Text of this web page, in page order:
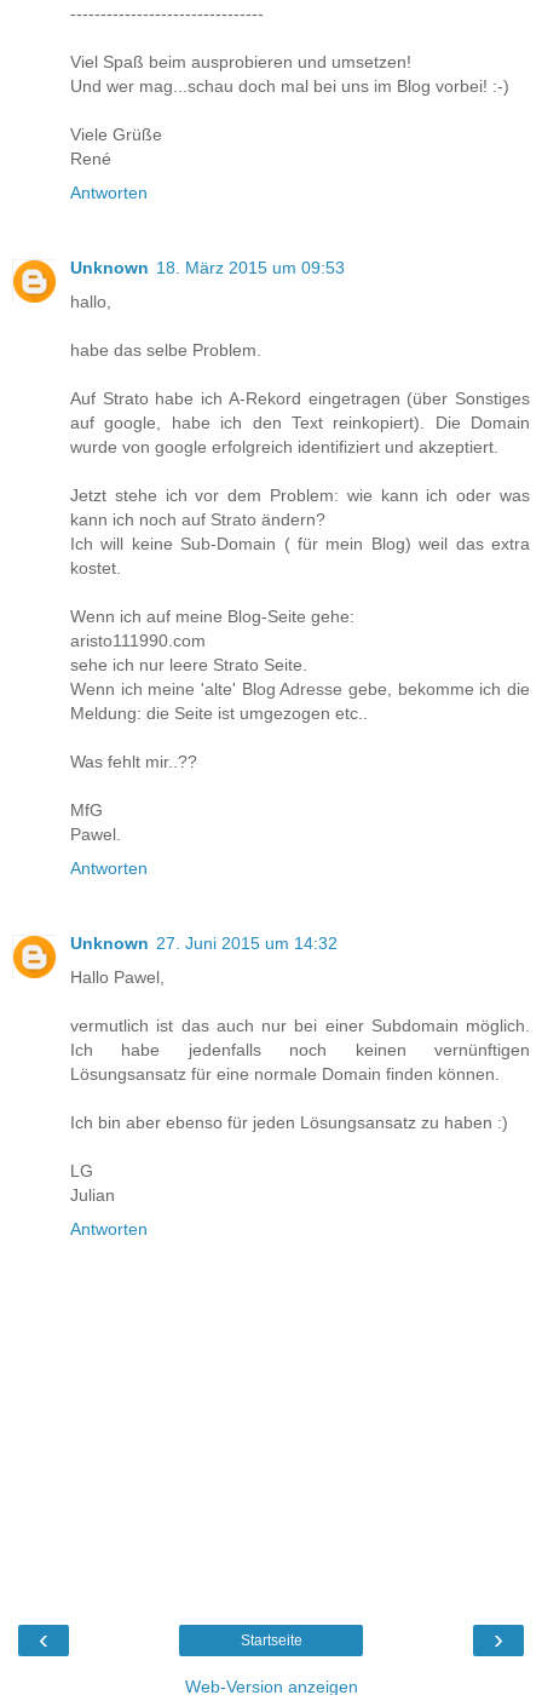
--------------------------------
Viel Spaß beim ausprobieren und umsetzen!
Und wer mag...schau doch mal bei uns im Blog vorbei! :-)
Viele Grüße
René
Antworten
Unknown 18. März 2015 um 09:53
hallo,
habe das selbe Problem.
Auf Strato habe ich A-Rekord eingetragen (über Sonstiges
auf google, habe ich den Text reinkopiert). Die Domain
wurde von google erfolgreich identifiziert und akzeptiert.
Jetzt stehe ich vor dem Problem: wie kann ich oder was
kann ich noch auf Strato ändern?
Ich will keine Sub-Domain ( für mein Blog) weil das extra
kostet.
Wenn ich auf meine Blog-Seite gehe:
aristo111990.com
sehe ich nur leere Strato Seite.
Wenn ich meine 'alte' Blog Adresse gebe, bekomme ich die
Meldung: die Seite ist umgezogen etc..
Was fehlt mir..??
MfG
Pawel.
Antworten
Unknown 27. Juni 2015 um 14:32
Hallo Pawel,
vermutlich ist das auch nur bei einer Subdomain möglich.
Ich habe jedenfalls noch keinen vernünftigen
Lösungsansatz für eine normale Domain finden können.
Ich bin aber ebenso für jeden Lösungsansatz zu haben :)
LG
Julian
Antworten
‹ ›
Startseite
Web-Version anzeigen